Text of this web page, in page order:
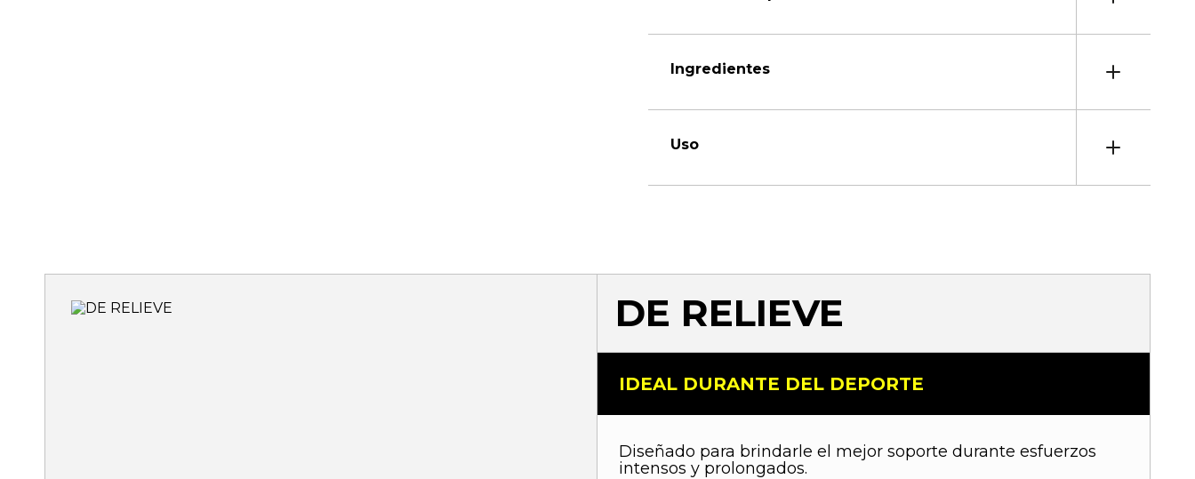
Ingredientes
Uso
DE RELIEVE
IDEAL DURANTE DEL DEPORTE
Diseñado para brindarle el mejor soporte durante esfuerzos
intensos y prolongados.